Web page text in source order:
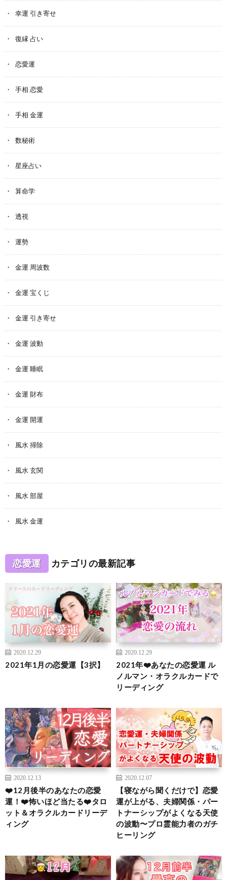
幸運 引き寄せ
復縁 占い
恋愛運
手相 恋愛
手相 金運
数秘術
星座占い
算命学
透視
運勢
金運 周波数
金運 宝くじ
金運 引き寄せ
金運 波動
金運 睡眠
金運 財布
金運 開運
風水 掃除
風水 玄関
風水 部屋
風水 金運
恋愛運 カテゴリの最新記事
2020.12.29
2021年1月の恋愛運【3択】
2020.12.29
2021年❤️あなたの恋愛運 ル
ノルマン・オラクルカードで
リーディング
2020.12.13
❤️12月後半のあなたの恋愛
運！❤️怖いほど当たる❤️タロ
ット＆オラクルカードリーデ
ィング
2020.12.07
【寝ながら聞くだけで】恋愛
運が上がる、夫婦関係・パー
トナーシップがよくなる天使
の波動〜プロ霊能力者のガチ
ヒーリング